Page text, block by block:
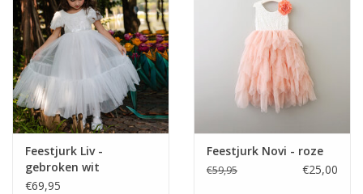
Feestjurk Liv -
gebroken wit
€69,95
Feestjurk Novi - roze
€59,95 €25,00